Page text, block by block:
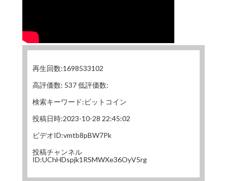
再生回数:1698533102
高評価数: 537 低評価数:
検索キーワード:ビットコイン
投稿日時:2023-10-28 22:45:02
ビデオID:vmtb8pBW7Pk
投稿チャンネル
ID:UChHDspjk1RSMWXe36OyV5rg